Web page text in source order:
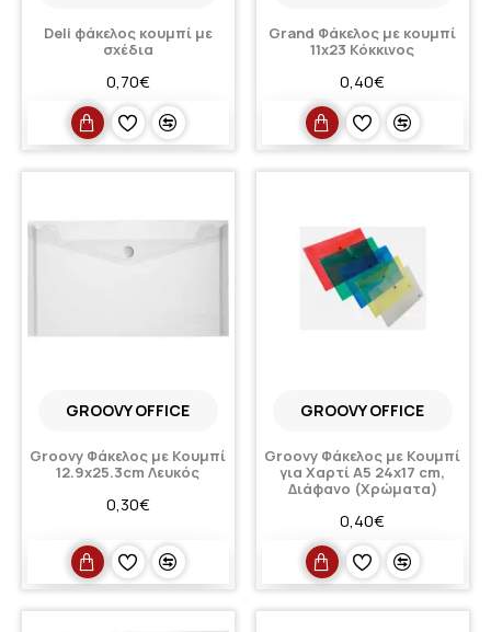
Deli φάκελος κουμπί με
σχέδια
0,70€
Grand Φάκελος με κουμπί
11x23 Κόκκινος
0,40€
GROOVY OFFICE
Groovy Φάκελος με Κουμπί
12.9x25.3cm Λευκός
0,30€
GROOVY OFFICE
Groovy Φάκελος με Κουμπί
για Χαρτί A5 24x17 cm,
Διάφανο (Χρώματα)
0,40€